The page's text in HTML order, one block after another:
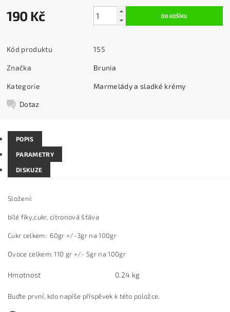
190 Kč
Kód produktu 155
Značka Brunia
Kategorie Marmelády a sladké krémy
Dotaz
POPIS
PARAMETRY
DISKUZE
Složení:
bílé fíky,cukr, citronová šťáva
Cukr celkem: 60gr +/-3gr na 100gr
Ovoce celkem: 110 gr +/- 5gr na 100gr
Hmotnost 0.24 kg
Buďte první, kdo napíše příspěvek k této položce.